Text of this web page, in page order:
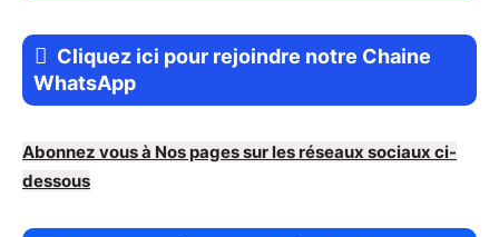
Cliquez ici pour rejoindre notre Chaine
WhatsApp
Abonnez vous à Nos pages sur les réseaux sociaux ci-
dessous